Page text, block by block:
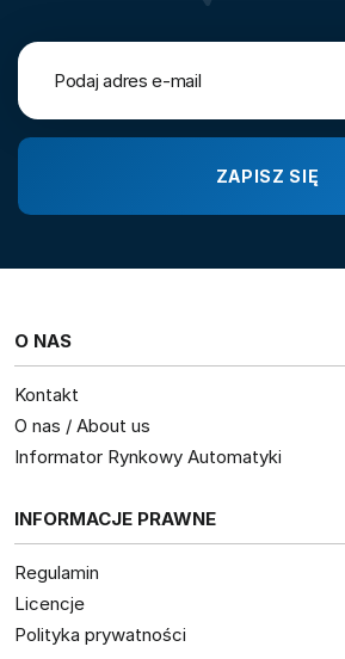
O NAS
Kontakt
O nas / About us
Informator Rynkowy Automatyki
INFORMACJE PRAWNE
Regulamin
Licencje
Polityka prywatności